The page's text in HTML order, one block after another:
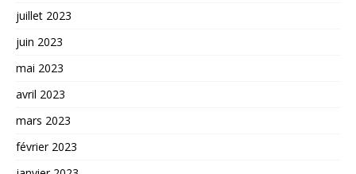
juillet 2023
juin 2023
mai 2023
avril 2023
mars 2023
février 2023